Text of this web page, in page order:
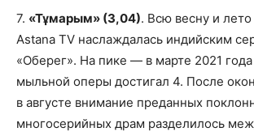
7. «Тұмарым» (3,04). Всю весну и лето
Astana TV наслаждалась индийским
«Оберег». На пике — в марте 2021
мыльной оперы достигал 4. После
в августе внимание преданных
многосерийных драм разделилось